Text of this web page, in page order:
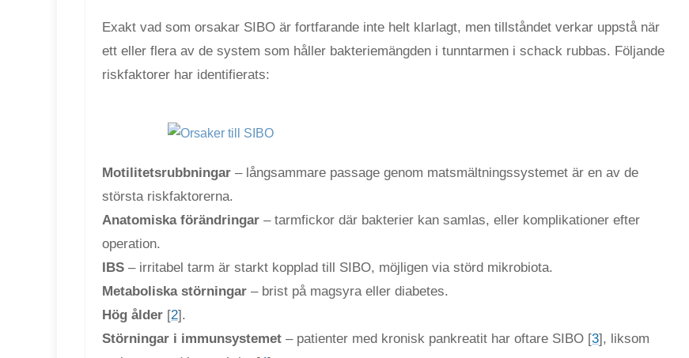
Exakt vad som orsakar SIBO är fortfarande inte helt klarlagt, men tillståndet verkar uppstå när
ett eller flera av de system som håller bakteriemängden i tunntarmen i schack rubbas. Följande
riskfaktorer har identifierats:
Motilitetsrubbningar – långsammare passage genom matsmältningssystemet är en av de
största riskfaktorerna.
Anatomiska förändringar – tarmfickor där bakterier kan samlas, eller komplikationer efter
operation.
IBS – irritabel tarm är starkt kopplad till SIBO, möjligen via störd mikrobiota.
Metaboliska störningar – brist på magsyra eller diabetes.
Hög ålder [2].
Störningar i immunsystemet – patienter med kronisk pankreatit har oftare SIBO [3], liksom